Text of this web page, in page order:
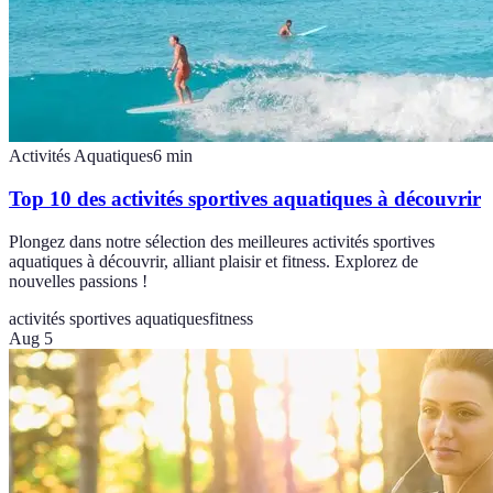
Activités Aquatiques6 min
Top 10 des activités sportives aquatiques à découvrir
Plongez dans notre sélection des meilleures activités sportives
aquatiques à découvrir, alliant plaisir et fitness. Explorez de
nouvelles passions !
activités sportives aquatiquesfitness
Aug 5